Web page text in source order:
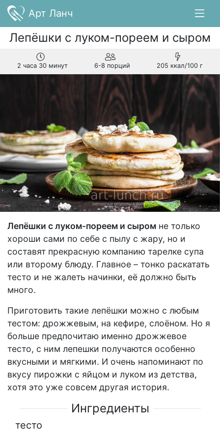
Арт Ланч
Лепёшки с луком-пореем и сыром
2 часа 30 минут 6-8 порций 205 ккал/100 г
Лепёшки с луком-пореем и сыром не только
хороши сами по себе с пылу с жару, но и
составят прекрасную компанию тарелке супа
или второму блюду. Главное – тонко раскатать
тесто и не жалеть начинки, её должно быть
много.
Приготовить такие лепёшки можно с любым
тестом: дрожжевым, на кефире, слоёном. Но я
больше предпочитаю именно дрожжевое
тесто, с ним лепешки получаются особенно
вкусными и мягкими. И очень напоминают по
вкусу пирожки с яйцом и луком из детства,
хотя это уже совсем другая история.
Ингредиенты
тесто